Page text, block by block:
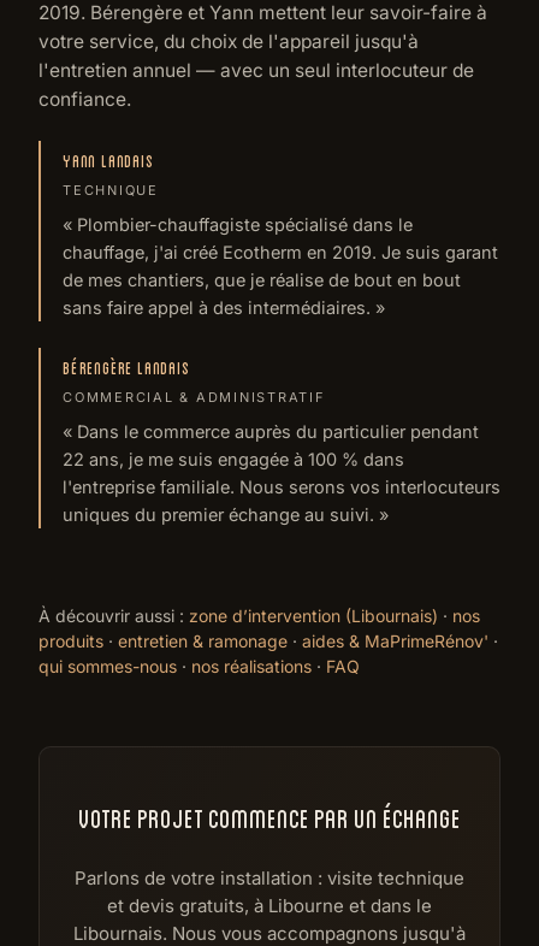
2019. Bérengère et Yann mettent leur savoir-faire à
votre service, du choix de l'appareil jusqu'à
l'entretien annuel — avec un seul interlocuteur de
confiance.
YANN LANDAIS
TECHNIQUE
« Plombier-chauffagiste spécialisé dans le
chauffage, j'ai créé Ecotherm en 2019. Je suis garant
de mes chantiers, que je réalise de bout en bout
sans faire appel à des intermédiaires. »
BÉRENGÈRE LANDAIS
COMMERCIAL & ADMINISTRATIF
« Dans le commerce auprès du particulier pendant
22 ans, je me suis engagée à 100 % dans
l'entreprise familiale. Nous serons vos interlocuteurs
uniques du premier échange au suivi. »
À découvrir aussi : zone d’intervention (Libournais) · nos
produits · entretien & ramonage · aides & MaPrimeRénov' ·
qui sommes-nous · nos réalisations · FAQ
VOTRE PROJET COMMENCE PAR UN ÉCHANGE
Parlons de votre installation : visite technique
et devis gratuits, à Libourne et dans le
Libournais. Nous vous accompagnons jusqu'à